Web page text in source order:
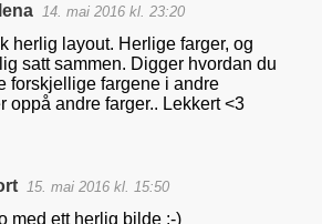
14. mai 2016 kl. 23:20
herlig layout. Herlige farger, og
satt sammen. Digger hvordan du
forskjellige fargene i andre
oppå andre farger.. Lekkert <3
15. mai 2016 kl. 15:50
med ett herlig bilde :-)